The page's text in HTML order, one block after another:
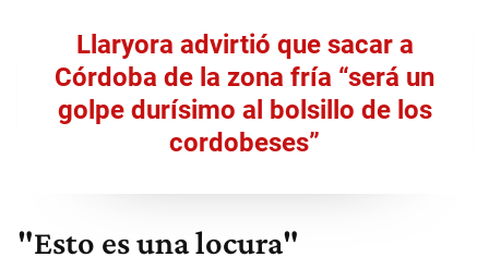
Llaryora advirtió que sacar a
Córdoba de la zona fría “será un
golpe durísimo al bolsillo de los
cordobeses”
"Esto es una locura"